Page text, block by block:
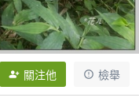
關注他 檢舉